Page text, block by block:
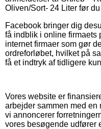
Oliven/Sort- 24 Liter før
Facebook bringer dig
få indblik i online firmaets
internet firmaer som gør
ordreforløbet, hvilket på
få et indtryk af tidligere
Vores website er
arbejder sammen med
vi annoncerer
vores besøgende udfører